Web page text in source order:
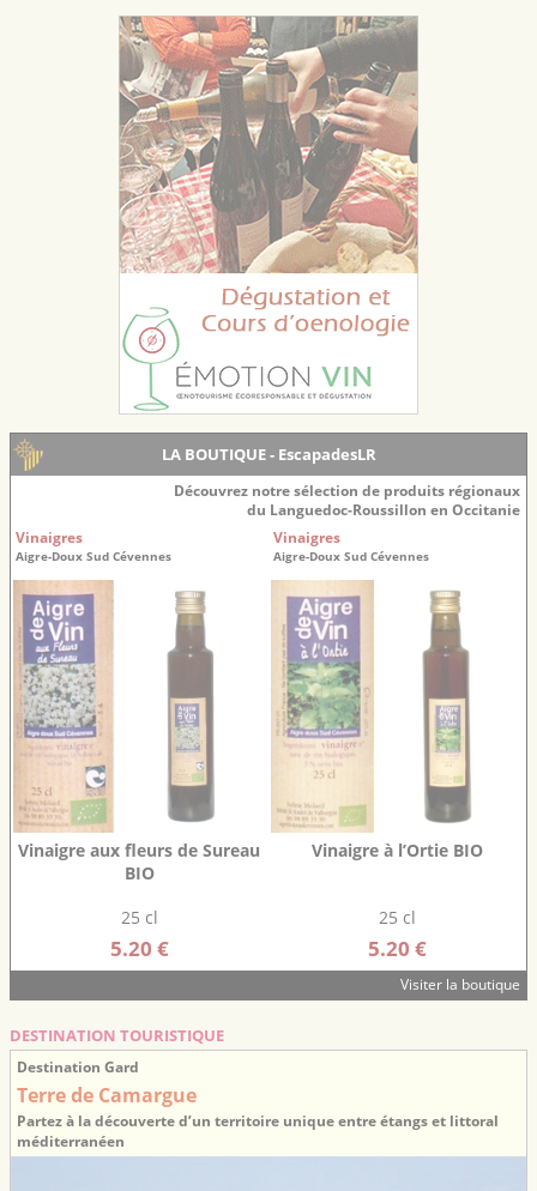
LA BOUTIQUE - EscapadesLR
Découvrez notre sélection de produits régionaux
du Languedoc-Roussillon en Occitanie
Vinaigres
Aigre-Doux Sud Cévennes
Vinaigre aux fleurs de Sureau
BIO
25 cl
5.20 €
Vinaigres
Aigre-Doux Sud Cévennes
Vinaigre à l’Ortie BIO
25 cl
5.20 €
Visiter la boutique
DESTINATION TOURISTIQUE
Destination Gard
Terre de Camargue
Partez à la découverte d’un territoire unique entre étangs et littoral
méditerranéen